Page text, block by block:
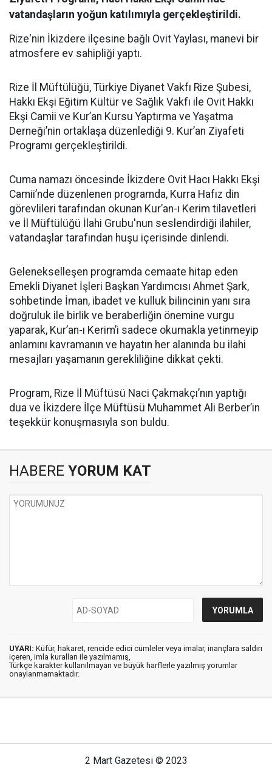
vatandaşların yoğun katılımıyla gerçekleştirildi.
Rize'nin İkizdere ilçesine bağlı Ovit Yaylası, manevi bir
atmosfere ev sahipliği yaptı.
Rize İl Müftülüğü, Türkiye Diyanet Vakfı Rize Şubesi,
Hakkı Ekşi Eğitim Kültür ve Sağlık Vakfı ile Ovit Hakkı
Ekşi Camii ve Kur’an Kursu Yaptırma ve Yaşatma
Derneği’nin ortaklaşa düzenlediği 9. Kur’an Ziyafeti
Programı gerçekleştirildi.
Cuma namazı öncesinde İkizdere Ovit Hacı Hakkı Ekşi
Camii’nde düzenlenen programda, Kurra Hafız din
görevlileri tarafından okunan Kur’an-ı Kerim tilavetleri
ve İl Müftülüğü İlahi Grubu'nun seslendirdiği ilahiler,
vatandaşlar tarafından huşu içerisinde dinlendi.
Gelenekselleşen programda cemaate hitap eden
Emekli Diyanet İşleri Başkan Yardımcısı Ahmet Şark,
sohbetinde İman, ibadet ve kulluk bilincinin yanı sıra
doğruluk ile birlik ve beraberliğin önemine vurgu
yaparak, Kur’an-ı Kerim’i sadece okumakla yetinmeyip
anlamını kavramanın ve hayatın her alanında bu ilahi
mesajları yaşamanın gerekliliğine dikkat çekti.
Program, Rize İl Müftüsü Naci Çakmakçı’nın yaptığı
dua ve İkizdere İlçe Müftüsü Muhammet Ali Berber’in
teşekkür konuşmasıyla son buldu.
HABERE YORUM KAT
UYARI: Küfür, hakaret, rencide edici cümleler veya imalar, inançlara saldırı
içeren, imla kuralları ile yazılmamış,
Türkçe karakter kullanılmayan ve büyük harflerle yazılmış yorumlar
onaylanmamaktadır.
2 Mart Gazetesi © 2023